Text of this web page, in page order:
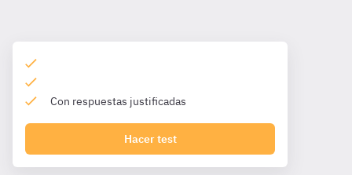
Con respuestas justificadas
Hacer test